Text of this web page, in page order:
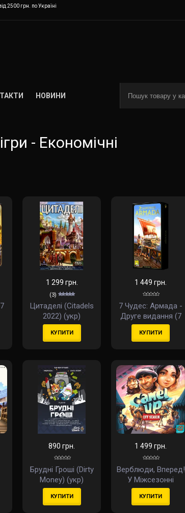
2500 грн. по Україні
НОВИНИ
- Економічні
1 299 грн.
(3)
Цитаделі (Citadels
2022) (укр)
КУПИТИ
1 449 грн.
7 Чудес: Армада -
Друге видання (7
Wonders: Armada -
Second Edition)
КУПИТИ
890 грн.
Брудні Гроші (Dirty
Money) (укр)
КУПИТИ
1 499 грн.
Верблюди, Вперед!
У Міжсезонні
(Camel Up: Off
Season) (англ)
КУПИТИ